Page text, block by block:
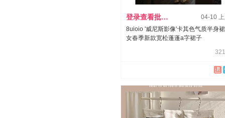
登录查看批发价
04-10
8uioio '威尼斯影像'卡其色气质半身裙
女春季新款宽松蓬蓬a字裙子